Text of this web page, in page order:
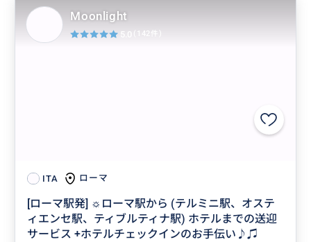
ITA ローマ
[ローマ駅発] ☼ローマ駅から (テルミニ駅、オステ
ィエンセ駅、ティブルティナ駅) ホテルまでの送迎
サービス +ホテルチェックインのお手伝い♪♫
Moonlight
5.0 (142件)